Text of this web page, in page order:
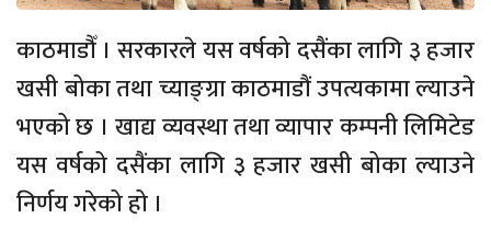
काठमाडौँ । सरकारले यस वर्षको दसैंका लागि ३ हजार
खसी बोका तथा च्याङ्‍ग्रा काठमाडौं उपत्यकामा ल्याउने
भएको छ । खाद्य व्यवस्था तथा व्यापार कम्पनी लिमिटेड
यस वर्षको दसैंका लागि ३ हजार खसी बोका ल्याउने
निर्णय गरेको हो ।